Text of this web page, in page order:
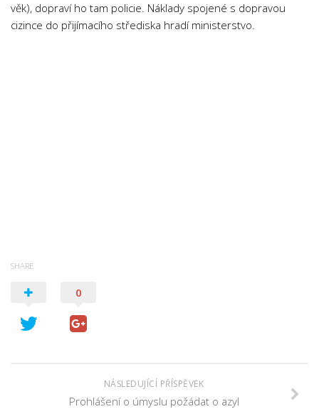
věk), dopraví ho tam policie. Náklady spojené s dopravou
cizince do přijímacího střediska hradí ministerstvo.
SHARE
0
NÁSLEDUJÍCÍ PŘÍSPĚVEK
Prohlášení o úmyslu požádat o azyl